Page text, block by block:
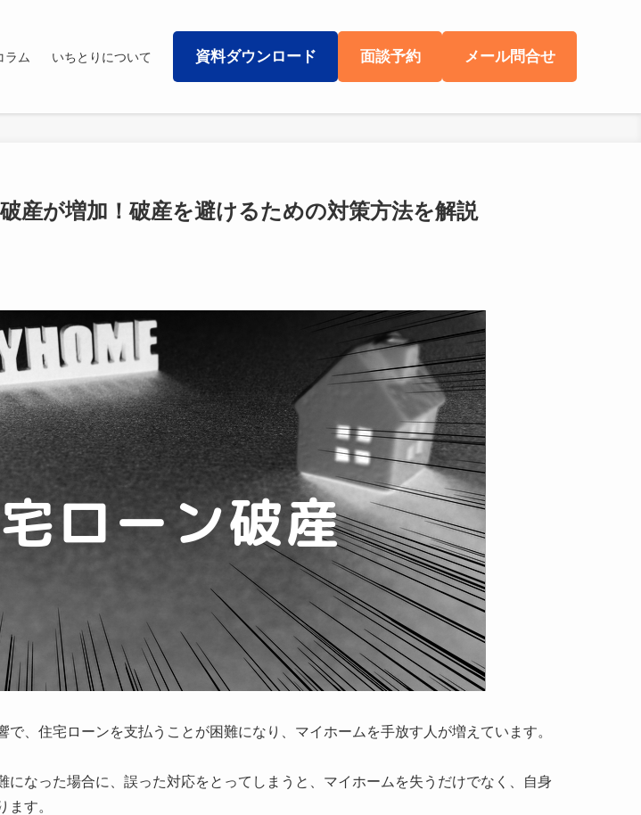
ラム いちとりについて 資料ダウンロード 面談予約 メール問合せ
産が増加！破産を避けるための対策方法を解説
で、住宅ローンを支払うことが困難になり、マイホームを手放す人が増えています。
になった場合に、誤った対応をとってしまうと、マイホームを失うだけでなく、自身
ます。